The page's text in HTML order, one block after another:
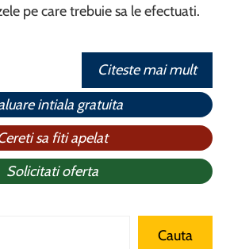
pe care trebuie sa le efectuati.
Citeste mai mult
intiala gratuita
sa fiti apelat
Solicitati oferta
Cauta